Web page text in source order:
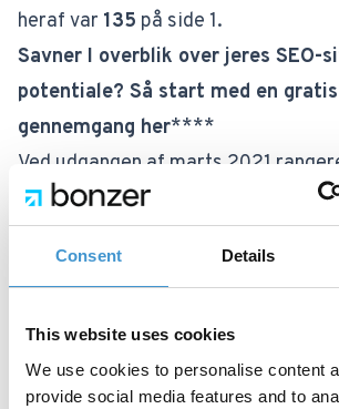
Consent Details
This website uses cookies
We use cookies to personalise content
provide social media features and to
heraf var 135 på side 1.
Savner I overblik over jeres SEO-
potentiale? Så start med en
gennemgang her****
Ved udgangen af marts 2021
i alt 1474, hvoraf
var specifikt
Det er enstigning på 133%i
på side 1 i Googles søgeresultater.
størstedelen af alt trafik går til.
øgede antal keywords på side 1